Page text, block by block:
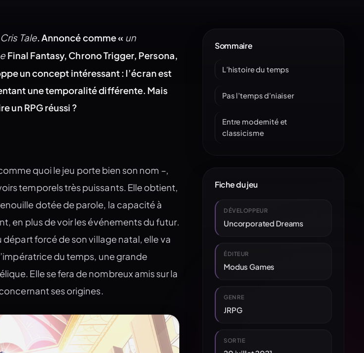
Cris Tale. Annoncé comme « un
Final Fantasy, Chrono Trigger, Persona,
un concept intéressant : l’écran est
une temporalité différente. Mais
un RPG réussi ?
quoi le jeu porte bien son nom –,
temporels très puissants. Elle obtient,
dotée de parole, la capacité à
en plus de voir les événements du futur.
forcé de son village natal, elle va
du temps, une grande
Elle se fera de nombreux amis sur la
ses origines.
Sommaire
L’histoire du temps
Pas l’temps d’niaiser
Entre modernité et
classicisme
Fiche du jeu
DÉVELOPPEUR
Uncorporated Dreams
ÉDITEUR
Modus Games
GENRE
JRPG
SORTIE